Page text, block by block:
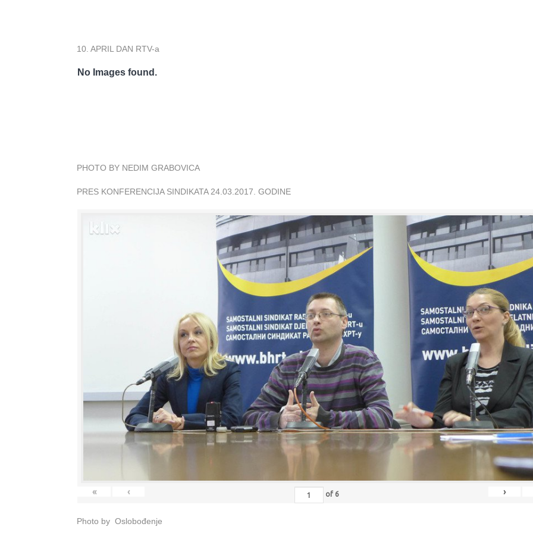
10. APRIL DAN RTV-a
No Images found.
PHOTO BY NEDIM GRABOVICA
PRES KONFERENCIJA SINDIKATA 24.03.2017. GODINE
« ‹ of 6 ›
Photo by Oslobođenje